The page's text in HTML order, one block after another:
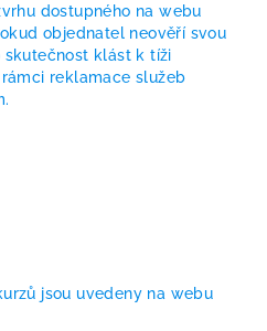
dostupného na webu
objednatel neověří svou
skutečnost klást k tíži
reklamace služeb
jsou uvedeny na webu